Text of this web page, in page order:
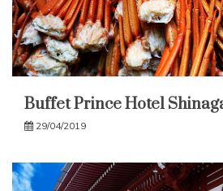
Buffet Prince Hotel
29/04/2019